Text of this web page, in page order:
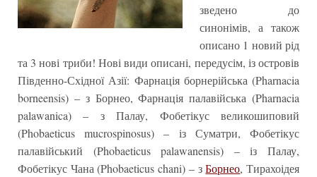
зведено до
синонімів, а також
описано 1 новий рід
та 3 нові триби! Нові види описані, передусім, із островів
Південно-Східної Азії: Фарнація борнерійська (Pharnacia
borneensis) – з Борнео, Фарнація палавійська (Pharnacia
palawanica) – з Палау, Фобетікус великошиповий
(Phobaeticus mucrospinosus) – із Суматри, Фобетікус
палавійський (Phobaeticus palawanensis) – із Палау,
Фобетікус Чана (Phobaeticus chani) – зБорнео, Тирахоідея